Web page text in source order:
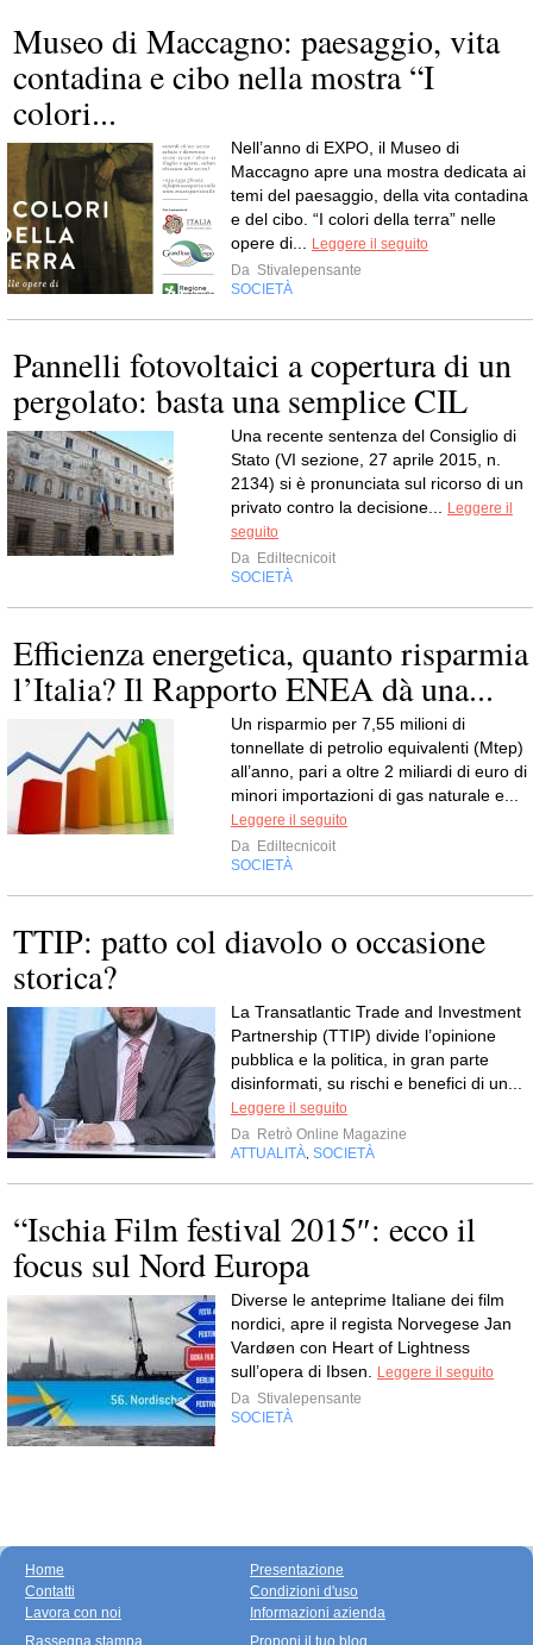
Museo di Maccagno: paesaggio, vita
contadina e cibo nella mostra “I
colori...
Nell’anno di EXPO, il Museo di
Maccagno apre una mostra dedicata ai
temi del paesaggio, della vita contadina
e del cibo. “I colori della terra” nelle
opere di...
Leggere il seguito
Da Stivalepensante
SOCIETÀ
Pannelli fotovoltaici a copertura di un
pergolato: basta una semplice CIL
Una recente sentenza del Consiglio di
Stato (VI sezione, 27 aprile 2015, n.
2134) si è pronunciata sul ricorso di un
privato contro la decisione...
Leggere il
seguito
Da Ediltecnicoit
SOCIETÀ
Efficienza energetica, quanto risparmia
l’Italia? Il Rapporto ENEA dà una...
Un risparmio per 7,55 milioni di
tonnellate di petrolio equivalenti (Mtep)
all’anno, pari a oltre 2 miliardi di euro di
minori importazioni di gas naturale e...
Leggere il seguito
Da Ediltecnicoit
SOCIETÀ
TTIP: patto col diavolo o occasione
storica?
La Transatlantic Trade and Investment
Partnership (TTIP) divide l’opinione
pubblica e la politica, in gran parte
disinformati, su rischi e benefici di un...
Leggere il seguito
Da Retrò Online Magazine
ATTUALITÀ SOCIETÀ
“Ischia Film festival 2015″: ecco il
focus sul Nord Europa
Diverse le anteprime Italiane dei film
nordici, apre il regista Norvegese Jan
Vardøen con Heart of Lightness
sull’opera di Ibsen.
Leggere il seguito
Da Stivalepensante
SOCIETÀ
Home
Contatti
Lavora con noi
Presentazione
Condizioni d'uso
Informazioni azienda
Rassegna stampa
Proponi il tuo blog